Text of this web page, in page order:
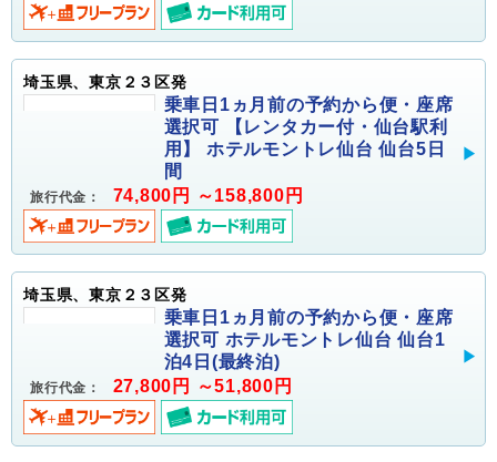
埼玉県、東京２３区発
乗車日1ヵ月前の予約から便・座席
選択可 【レンタカー付・仙台駅利
用】 ホテルモントレ仙台 仙台5日
間
旅行代金： 74,800円 ～158,800円
埼玉県、東京２３区発
乗車日1ヵ月前の予約から便・座席
選択可 ホテルモントレ仙台 仙台1
泊4日(最終泊)
旅行代金： 27,800円 ～51,800円